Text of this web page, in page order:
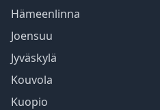
Hämeenlinna
Joensuu
Jyväskylä
Kouvola
Kuopio